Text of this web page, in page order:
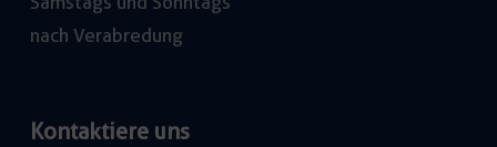
nach Verabredung
Kontaktiere uns